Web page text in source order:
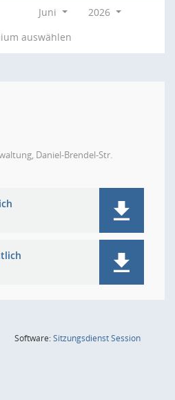
Juni
2026
auswählen
Daniel-Brendel-Str.
Software:SitzungsdienstSession(Wird in